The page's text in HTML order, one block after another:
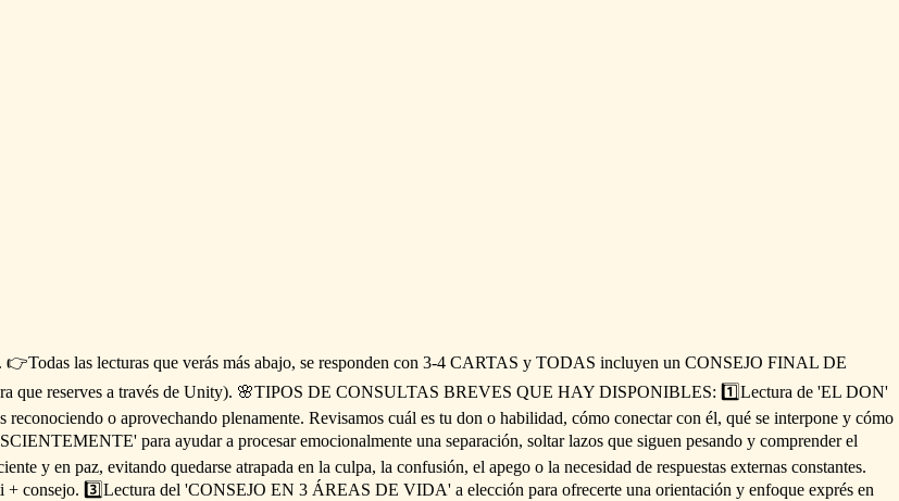
👉Todas las lecturas que verás más abajo, se responden con 3-4 CARTAS y TODAS incluyen un CONSEJO FINAL DE
que reserves a través de Unity). 🌸TIPOS DE CONSULTAS BREVES QUE HAY DISPONIBLES: 1️⃣Lectura de 'EL DON'
reconociendo o aprovechando plenamente. Revisamos cuál es tu don o habilidad, cómo conectar con él, qué se interpone y cómo
para ayudar a procesar emocionalmente una separación, soltar lazos que siguen pesando y comprender el
y en paz, evitando quedarse atrapada en la culpa, la confusión, el apego o la necesidad de respuestas externas constantes.
+ consejo. 3️⃣Lectura del 'CONSEJO EN 3 ÁREAS DE VIDA' a elección para ofrecerte una orientación y enfoque exprés en